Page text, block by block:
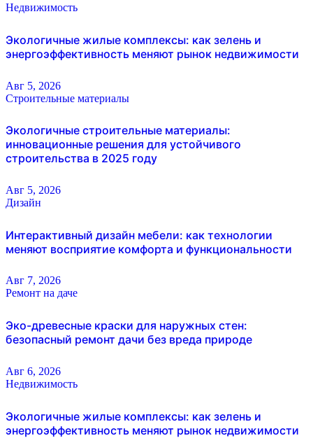
Недвижимость
Экологичные жилые комплексы: как зелень и
энергоэффективность меняют рынок недвижимости
Авг 5, 2026
Строительные материалы
Экологичные строительные материалы:
инновационные решения для устойчивого
строительства в 2025 году
Авг 5, 2026
Дизайн
Интерактивный дизайн мебели: как технологии
меняют восприятие комфорта и функциональности
Авг 7, 2026
Ремонт на даче
Эко-древесные краски для наружных стен:
безопасный ремонт дачи без вреда природе
Авг 6, 2026
Недвижимость
Экологичные жилые комплексы: как зелень и
энергоэффективность меняют рынок недвижимости